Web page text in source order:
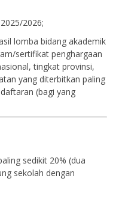
2026;
lomba bidang akademik
sertifikat penghargaan
tingkat provinsi,
yang diterbitkan paling
(bagi yang
sedikit 20% (dua
sekolah dengan